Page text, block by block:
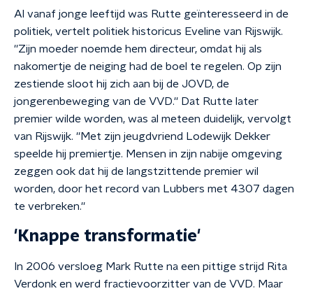
Al vanaf jonge leeftijd was Rutte geïnteresseerd in de
politiek, vertelt politiek historicus Eveline van Rijswijk.
''Zijn moeder noemde hem directeur, omdat hij als
nakomertje de neiging had de boel te regelen. Op zijn
zestiende sloot hij zich aan bij de JOVD, de
jongerenbeweging van de VVD.'' Dat Rutte later
premier wilde worden, was al meteen duidelijk, vervolgt
van Rijswijk. ''Met zijn jeugdvriend Lodewijk Dekker
speelde hij premiertje. Mensen in zijn nabije omgeving
zeggen ook dat hij de langstzittende premier wil
worden, door het record van Lubbers met 4307 dagen
te verbreken.''
'Knappe transformatie'
In 2006 versloeg Mark Rutte na een pittige strijd Rita
Verdonk en werd fractievoorzitter van de VVD. Maar